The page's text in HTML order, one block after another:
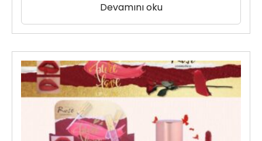
Devamını oku